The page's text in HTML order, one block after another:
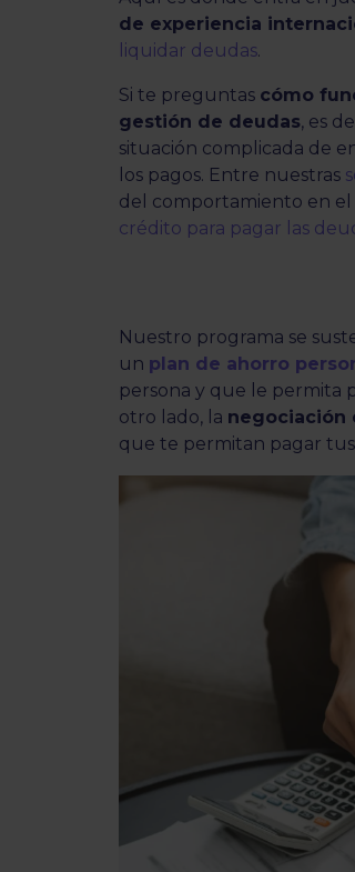
de experiencia
liquidar deudas.
Si te preguntas cómo
gestión de deudas, es
situación complicada de
los pagos. Entre nuestras
del comportamiento en el
crédito para pagar las
Nuestro programa se
un plan de ahorro
persona y que le permita
otro lado, la negociación
que te permitan pagar